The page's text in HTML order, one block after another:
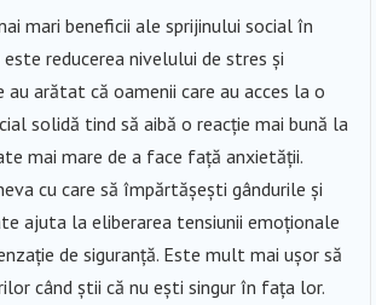
mari beneficii ale sprijinului social în
reducerea nivelului de stres și
au arătat că oamenii care au acces la o
solidă tind să aibă o reacție mai bună la
mai mare de a face față anxietății.
cu care să împărtășești gândurile și
ajuta la eliberarea tensiunii emoționale
de siguranță. Este mult mai ușor să
când știi că nu ești singur în fața lor.